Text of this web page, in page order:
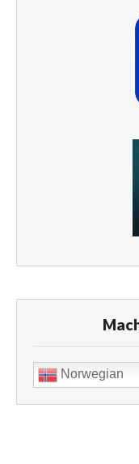
Norwegian